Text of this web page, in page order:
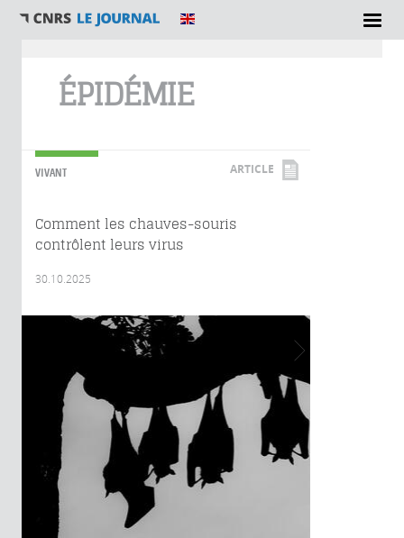
ÉPIDÉMIE
VIVANT ARTICLE
Comment les chauves-souris
contrôlent leurs virus
30.10.2025